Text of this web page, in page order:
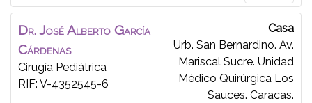
Dr.José Alberto García
Cárdenas
Cirugía Pediátrica
RIF: V-4352545-6
Casa
Urb. San Bernardino. Av.
Mariscal Sucre. Unidad
Médico Quirúrgica Los
Sauces. Caracas.